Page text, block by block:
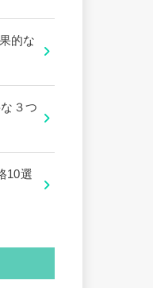
的な
３つ
10選